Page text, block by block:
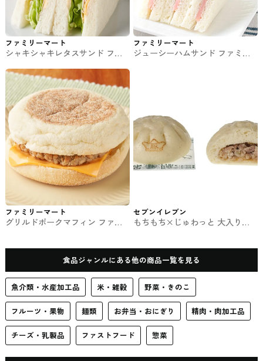
ファミリーマート
シャキシャキレタスサンド ファ
ファミリーマート
ジューシーハムサンド ファミマ
ファミリーマート
グリルドポークマフィン ファミ
セブンイレブン
もちもち×じゅわっと 大入り豚
食品ジャンルにある他の商品一覧を見る
魚介類・水産加工品 米・雑穀 野菜・きのこ
フルーツ・果物 麺類 お弁当・おにぎり 精肉・肉加工品
チーズ・乳製品 ファストフード 惣菜